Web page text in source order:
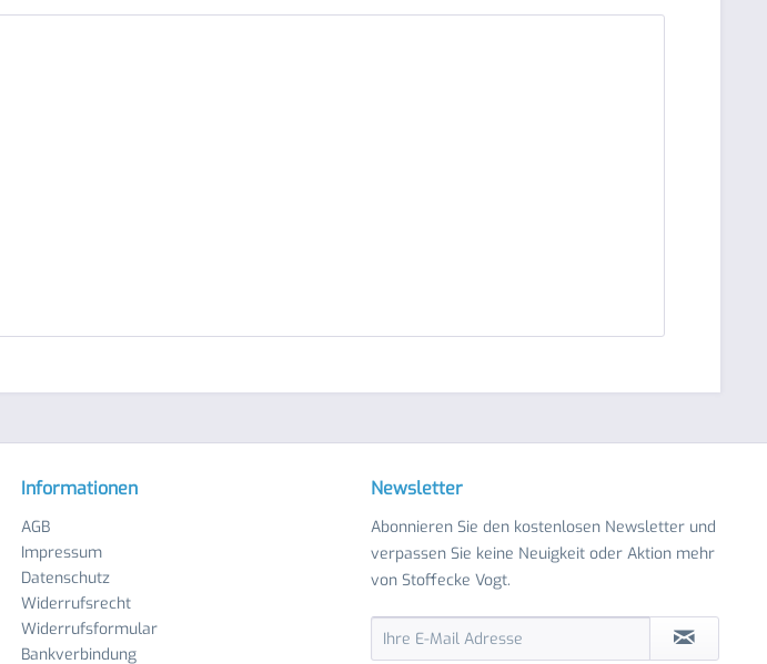
Informationen
AGB
Impressum
Datenschutz
Widerrufsrecht
Widerrufsformular
Bankverbindung
Newsletter
Abonnieren Sie den kostenlosen Newsletter und
verpassen Sie keine Neuigkeit oder Aktion mehr
von Stoffecke Vogt.